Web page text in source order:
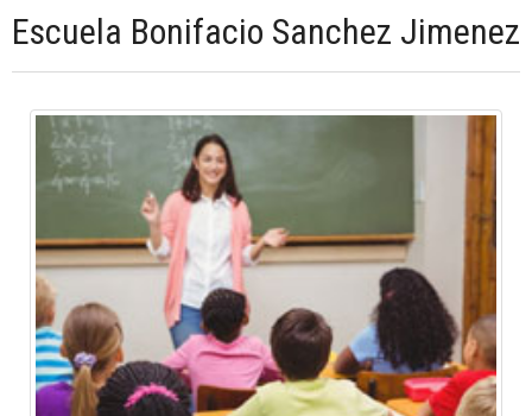
Escuela Bonifacio Sanchez Jimenez